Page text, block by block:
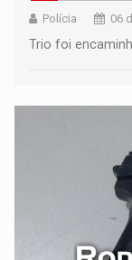
Polícia 06
Trio foi